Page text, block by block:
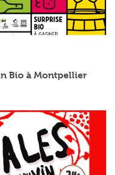
Bio à Montpellier